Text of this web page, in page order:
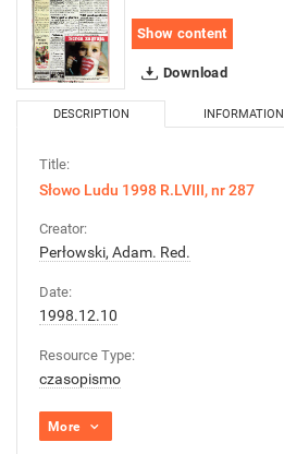
Show content
Download
DESCRIPTION INFORMATION
Title:
Słowo Ludu 1998 R.LVIII, nr 287
Creator:
Perłowski, Adam. Red.
Date:
1998.12.10
Resource Type:
czasopismo
More